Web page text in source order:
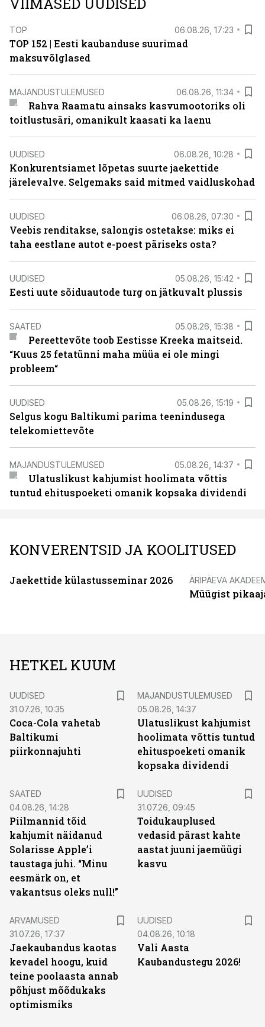
TOP 06.08.26, 17:23
TOP 152 | Eesti kaubanduse suurimad
maksuvõlglased
MAJANDUSTULEMUSED 06.08.26, 11:34
Rahva Raamatu ainsaks kasvumootoriks oli
toitlustusäri, omanikult kaasati ka laenu
UUDISED 06.08.26, 10:28
Konkurentsiamet lõpetas suurte jaekettide
järelevalve. Selgemaks said mitmed vaidluskohad
UUDISED 06.08.26, 07:30
Veebis renditakse, salongis ostetakse: miks ei
taha eestlane autot e-poest päriseks osta?
UUDISED 05.08.26, 15:42
Eesti uute sõiduautode turg on jätkuvalt plussis
SAATED 05.08.26, 15:38
Pereettevõte toob Eestisse Kreeka maitseid.
“Kuus 25 fetatünni maha müüa ei ole mingi
probleem“
UUDISED 05.08.26, 15:19
Selgus kogu Baltikumi parima teenindusega
telekomiettevõte
MAJANDUSTULEMUSED 05.08.26, 14:37
Ulatuslikust kahjumist hoolimata võttis
tuntud ehituspoeketi omanik kopsaka dividendi
KONVERENTSID JA KOOLITUSED
Jaekettide külastusseminar 2026 ÄRIPÄEVA
Müügist
HETKEL KUUM
UUDISED
31.07.26, 10:35
Coca-Cola vahetab
Baltikumi
piirkonnajuhti
MAJANDUSTULEMUSED
05.08.26, 14:37
Ulatuslikust kahjumist
hoolimata võttis tuntud
ehituspoeketi omanik
kopsaka dividendi
SAATED
04.08.26, 14:28
Piilmannid tõid
kahjumit näidanud
Solarisse Apple’i
taustaga juhi. “Minu
eesmärk on, et
vakantsus oleks null!”
UUDISED
31.07.26, 09:45
Toidukauplused
vedasid pärast kahte
aastat juuni jaemüügi
kasvu
ARVAMUSED
31.07.26, 17:37
Jaekaubandus kaotas
kevadel hoogu, kuid
teine poolaasta annab
põhjust mõõdukaks
optimismiks
UUDISED
04.08.26, 10:18
Vali Aasta
Kaubandustegu 2026!